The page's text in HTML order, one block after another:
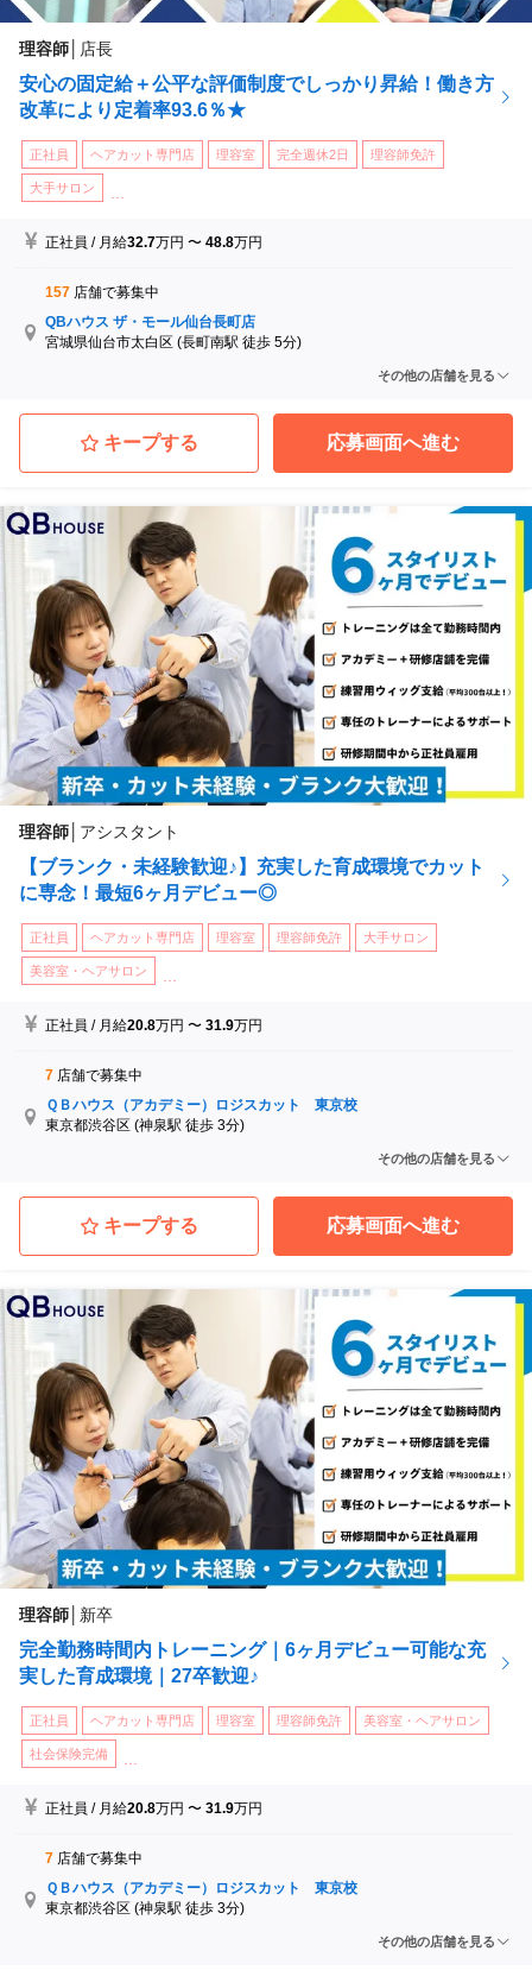
理容師 店長
安心の固定給＋公平な評価制度でしっかり昇給！働き方
改革により定着率93.6％★
正社員 ヘアカット専門店 理容室 完全週休2日 理容師免許
大手サロン
正社員 / 月給32.7万円 〜48.8万円
157 店舗で募集中
QBハウス ザ・モール仙台長町店
宮城県仙台市太白区 (長町南駅 徒歩 5分)
QBハウス イオン仙台幸町店
宮城県仙台市宮城野区 (陸前原ノ町駅 徒歩 18分)
QBハウス イオンタウン弘前樋の口店
青森県弘前市 (弘高下駅)
QBハウス イオンモール水戸内原店
茨城県水戸市
(内原駅 徒歩 13分)
QBハウス イービーンズ店
宮城県仙台市青葉区 (仙台駅 徒歩 4分)
...他
その他の店舗を見る
キープする 応募画面へ進む
理容師 アシスタント
【ブランク・未経験歓迎♪】充実した育成環境でカット
に専念！最短6ヶ月デビュー◎
正社員 ヘアカット専門店 理容室 理容師免許 大手サロン
美容室・ヘアサロン
正社員 / 月給20.8万円 〜31.9万円
7 店舗で募集中
ＱＢハウス（アカデミー）ロジスカット 東京校
東京都渋谷区 (神泉駅 徒歩 3分)
ＱＢハウス（アカデミー）ロジスカット 大阪校
大阪府大阪市北区 (北新地駅 徒歩 6分)
ＱＢハウス（アカデミー）ロジスカット 名古屋校
愛知県名古屋市中村区 (名古屋駅 徒歩 7分)
ＱＢハウス（アカデミー）ロジスカット 仙台校
宮城県仙台市青葉区 (あおば通駅 徒歩 3分)
ＱＢハウス（アカデミー）ロジスカット 広島校
広島県広島市南区 (広島駅 徒歩 5分)
...他
その他の店舗を見る
キープする 応募画面へ進む
理容師 新卒
完全勤務時間内トレーニング｜6ヶ月デビュー可能な充
実した育成環境｜27卒歓迎♪
正社員 ヘアカット専門店 理容室 理容師免許 美容室・ヘアサロン
社会保険完備 ...
正社員 / 月給20.8万円 〜31.9万円
7 店舗で募集中
ＱＢハウス（アカデミー）ロジスカット 東京校
東京都渋谷区 (神泉駅 徒歩 3分)
その他の店舗を見る